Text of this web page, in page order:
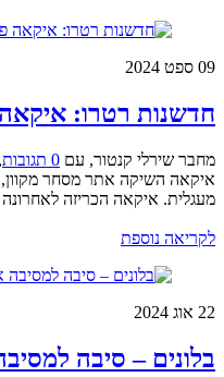
09 ספט 2024
חדשנות רטרו: איקאה
מחבר שירלי קנטור, עם 0 תגובות ,
מעגלית. איקאה הכריזה
לקריאה נוספת
22 אוג 2024
בלונים – סיבה